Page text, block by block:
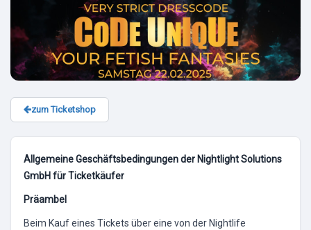
zum Ticketshop
Allgemeine Geschäftsbedingungen der Nightlight Solutions
GmbH für Ticketkäufer
Präambel
Beim Kauf eines Tickets über eine von der Nightlife